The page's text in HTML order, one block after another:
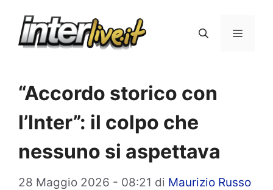
Menu
“Accordo storico con
l’Inter”: il colpo che
nessuno si aspettava
28 Maggio 2026 - 08:21 di Maurizio Russo